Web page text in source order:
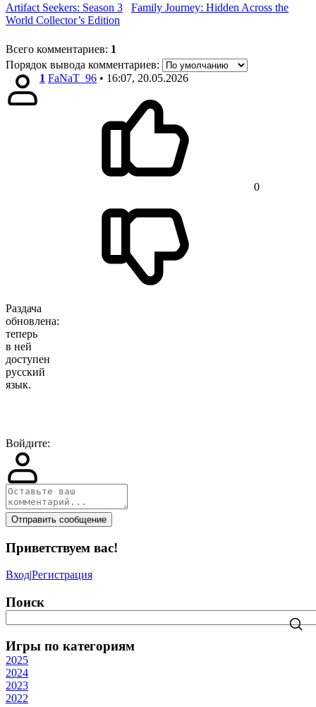
Artifact Seekers: Season 3
Family Journey: Hidden Across the
World Collector’s Edition
Всего комментариев: 1
Порядок вывода комментариев:
1 FaNaT_96 • 16:07, 20.05.2026
0
Раздача
обновлена:
теперь
в ней
доступен
русский
язык.
Войдите:
Отправить сообщение
Приветствуем вас!
Вход|Регистрация
Поиск
Игры по категориям
2025
2024
2023
2022